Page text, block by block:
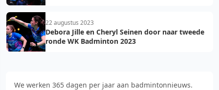
22 augustus 2023
Debora Jille en Cheryl Seinen door naar tweede
ronde WK Badminton 2023
We werken 365 dagen per jaar aan badmintonnieuws.